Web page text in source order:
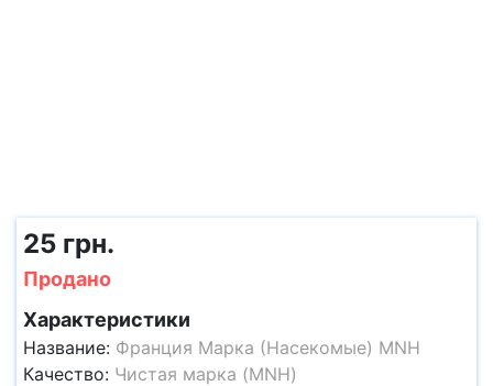
25 грн.
Продано
Характеристики
Название: Франция Марка (Насекомые) MNH
Качество: Чистая марка (MNH)